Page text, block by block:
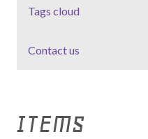
Tags cloud
Contact us
ITEMS